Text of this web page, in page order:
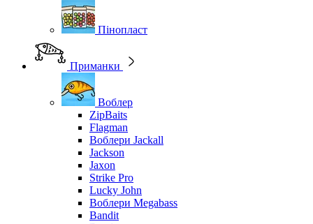
Пінопласт
Приманки
Воблер
ZipBaits
Flagman
Воблери Jackall
Jackson
Jaxon
Strike Pro
Lucky John
Воблери Megabass
Bandit